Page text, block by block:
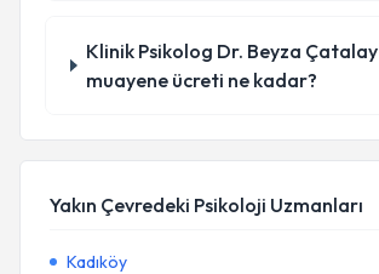
Klinik Psikolog Dr. Beyza Çatalay
muayene ücreti ne kadar?
Yakın Çevredeki Psikoloji Uzmanları
Kadıköy